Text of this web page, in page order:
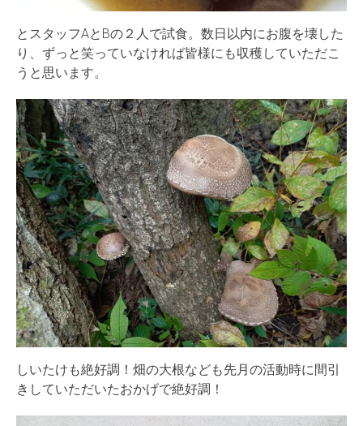
とスタッフAとBの２人で試食。数日以内にお腹を壊した
り、ずっと笑っていなければ皆様にも収穫していただこ
うと思います。
しいたけも絶好調！畑の大根なども先月の活動時に間引
きしていただいたおかげで絶好調！